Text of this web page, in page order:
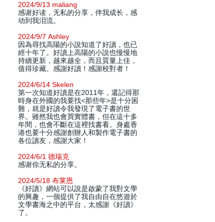
2024/9/13 maliang
感谢好读，无私的分享，伴我成长，感
动到我泪流。
2024/9/7 Ashley
因為尋找高陽的小說知道了好讀，也已
經十年了。好讀上高陽的小說也慢慢地
持續更新，越來越全，而且質量上佳，
值得珍藏。感謝好讀！感謝校對者！
2024/6/14 Skelen
第一次知道好讀是在2011年，還記得那
時身在外國的我要找<那些年>是十分困
難，就是好讀令我發現了電子書的世
界。雖然我也會買實體書，但在這十多
年間，也會不斷在這裡找書看。身處香
港也要十分感謝創辦人和製作電子書的
各位讀友，感謝大家！
2024/6/1 德瑞克
感谢你无私的分享。
2024/5/18 布莱恩
《好讀》網站可以說是啟蒙了我對文學
的興趣，一個提供了我自由自在悠遊於
文學書海之中的平台，太感謝《好讀》
了。